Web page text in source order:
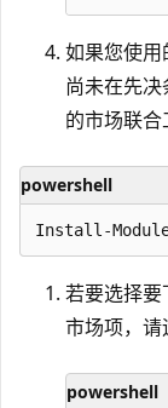
如果您使
尚未在先
的市场联合
powershell
若要选择
市场项，请
powershell